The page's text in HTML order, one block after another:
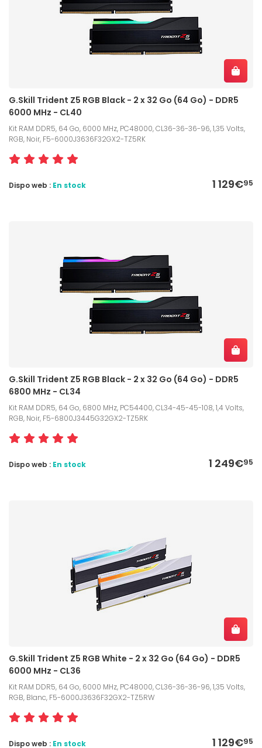
G.Skill Trident Z5 RGB Black - 2 x 32 Go (64 Go) - DDR5
6000 MHz - CL40
Kit RAM DDR5, 64 Go, 6000 MHz, PC48000, CL36-36-36-96, 1,35 Volts,
RGB, Noir, F5-6000J3636F32GX2-TZ5RK
1 129€95
Dispo web : En stock
G.Skill Trident Z5 RGB Black - 2 x 32 Go (64 Go) - DDR5
6800 MHz - CL34
Kit RAM DDR5, 64 Go, 6800 MHz, PC54400, CL34-45-45-108, 1,4 Volts,
RGB, Noir, F5-6800J3445G32GX2-TZ5RK
1 249€95
Dispo web : En stock
G.Skill Trident Z5 RGB White - 2 x 32 Go (64 Go) - DDR5
6000 MHz - CL36
Kit RAM DDR5, 64 Go, 6000 MHz, PC48000, CL36-36-36-96, 1,35 Volts,
RGB, Blanc, F5-6000J3636F32GX2-TZ5RW
1 129€95
Dispo web : En stock